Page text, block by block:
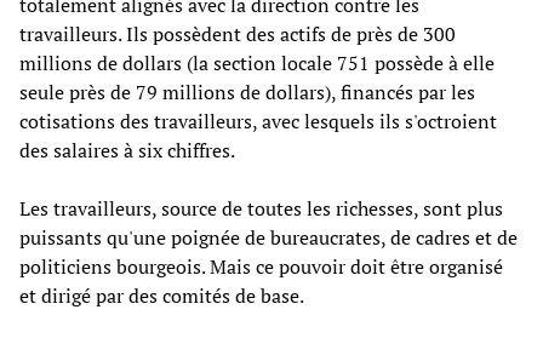
travailleurs. Ils possèdent des actifs de près de 300
millions de dollars (la section locale 751 possède à elle
seule près de 79 millions de dollars), financés par les
cotisations des travailleurs, avec lesquels ils s'octroient
des salaires à six chiffres.
Les travailleurs, source de toutes les richesses, sont plus
puissants qu'une poignée de bureaucrates, de cadres et de
politiciens bourgeois. Mais ce pouvoir doit être organisé
et dirigé par des comités de base.